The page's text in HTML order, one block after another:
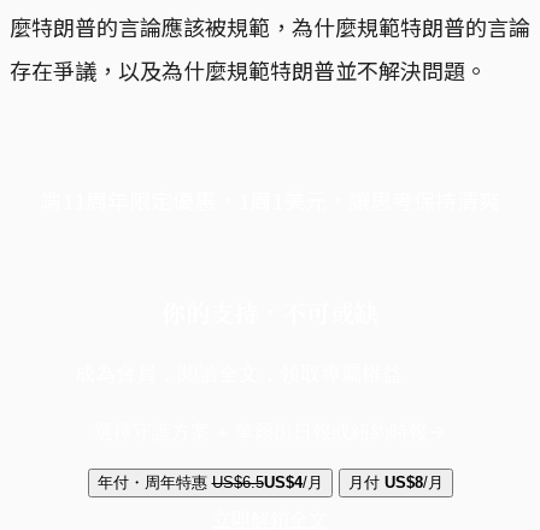
麼特朗普的言論應該被規範，為什麼規範特朗普的言論
存在爭議，以及為什麼規範特朗普並不解決問題。
年付・周年特惠 US$6.5US$4/月 月付 US$8/月